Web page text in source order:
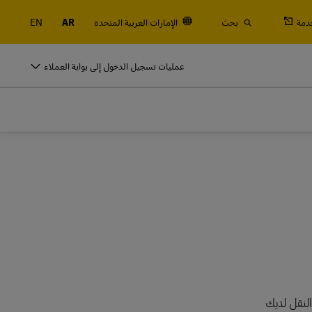
بحث الإمارات العربية المتحدة AR
EN
عمليات تسجيل الدخول إلى بوابة العملاء
لديك